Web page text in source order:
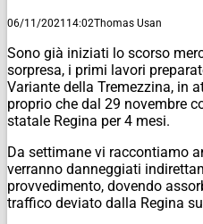
06/11/2021 14:02Thomas Usan
Sono già iniziati lo scorso
sorpresa, i primi lavori
Variante della Tremezzina, in
proprio che dal 29 novembre
statale Regina per 4 mesi.
Da settimane vi raccontiamo
verranno danneggiati
provvedimento, dovendo
traffico deviato dalla Regina